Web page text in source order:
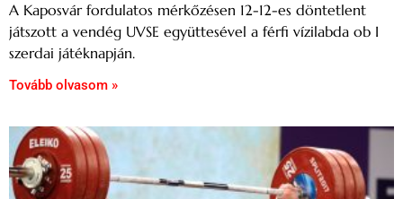
A Kaposvár fordulatos mérkőzésen 12-12-es döntetlent
játszott a vendég UVSE együttesével a férfi vízilabda ob I
szerdai játéknapján.
Tovább olvasom »